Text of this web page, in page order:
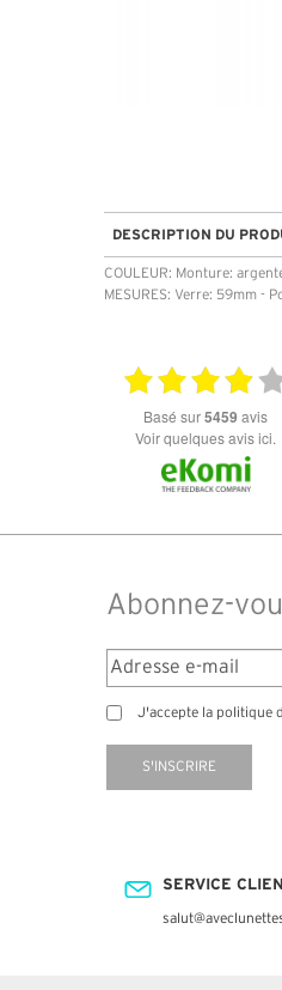
DESCRIPTION DU
COULEUR: Monture:
MESURES: Verre: 59mm -
basé sur5459 avis
Voir quelques avis ici.
dans les types de lunettes.
des différents produits ne sont pas à
commandé des lunettes Nike
14 jours. J'ai reçu sous 3 jours.
truspilot qui reflètent pas le
Abonnez-
J'accepte la politique
S'INSCRIRE
SERVICE